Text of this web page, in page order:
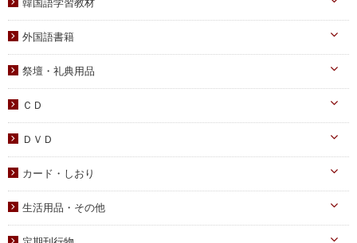
書写
父母向け
DVD
PDF版（子女向け）
知識
宗教迫害
韓国語学習教材
外国語書籍
祭壇・礼典用品
祭壇用ﾃｰﾌﾞﾙｸﾛｽ
献金袋
ＣＤ
ＤＶＤ
子女教育
アニメ
カード・しおり
生活用品・その他